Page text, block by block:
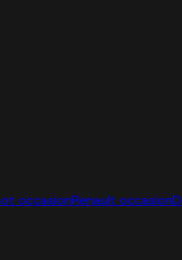
occasionRenault occasion